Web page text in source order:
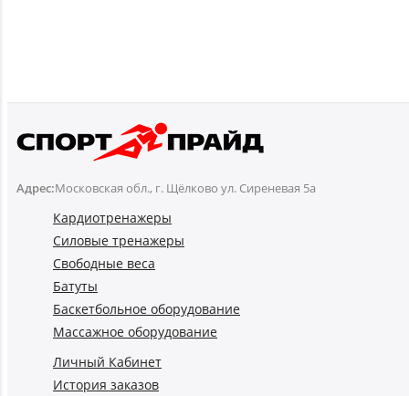
Адрес:Московская обл., г. Щёлково ул. Сиреневая 5а
Кардиотренажеры
Силовые тренажеры
Свободные веса
Батуты
Баскетбольное оборудование
Массажное оборудование
Личный Кабинет
История заказов